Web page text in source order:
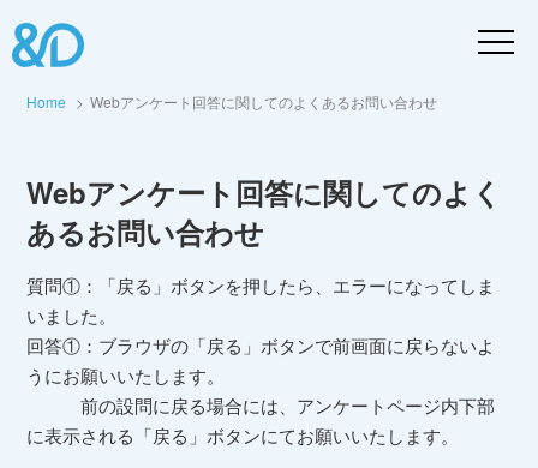
Home Webアンケート回答に関してのよくあるお問い合わせ
Webアンケート回答に関してのよく
あるお問い合わせ
質問①：「戻る」ボタンを押したら、エラーになってしま
いました。
回答①：ブラウザの「戻る」ボタンで前画面に戻らないよ
うにお願いいたします。
前の設問に戻る場合には、アンケートページ内下部
に表示される「戻る」ボタンにてお願いいたします。